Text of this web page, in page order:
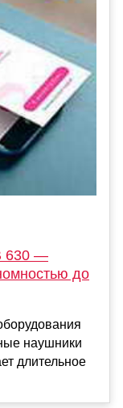
630 —
до
наушники
длительное